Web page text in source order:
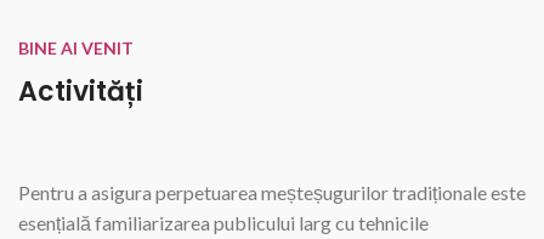
BINE AI VENIT
Activități
Pentru a asigura perpetuarea meșteșugurilor tradiționale este
esențială familiarizarea publicului larg cu tehnicile